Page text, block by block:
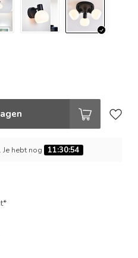
hebt nog 11:30:54